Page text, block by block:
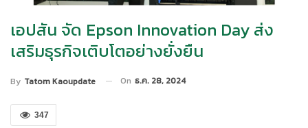
เอปสัน จัด Epson Innovation Day ส่ง
เสริมธุรกิจเติบโตอย่างยั่งยืน
By Tatom Kaoupdate On ธ.ค. 28, 2024
347